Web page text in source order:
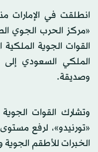
انطلقت في الإمارات
القوات الجوية
الملكي السعودي
وصديقة.
وتشارك القوات
«تورنيدو»، لرفع
الخبرات للأطقم الجوية